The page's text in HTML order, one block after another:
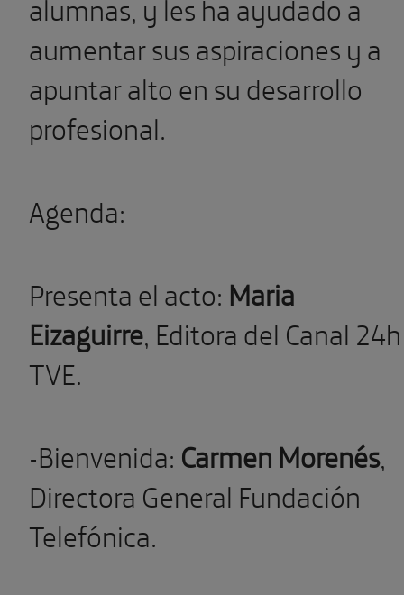
aumentar sus aspiraciones y a
apuntar alto en su desarrollo
profesional.
Agenda:
Presenta el acto: Maria
Eizaguirre, Editora del Canal 24h
TVE.
-Bienvenida: Carmen Morenés,
Directora General Fundación
Telefónica.